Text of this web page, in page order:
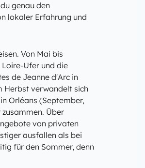
genau den
lokaler Erfahrung und
Von Mai bis
Ufer und die
de Jeanne d'Arc in
Herbst verwandelt sich
Orléans (September,
Über
von privaten
ausfallen als bei
für den Sommer, denn